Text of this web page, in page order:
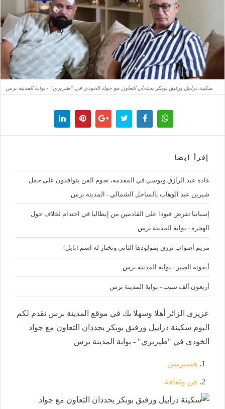
سكينة درابيل ورفيق بوبكر يجددان التعاون مع جواد الخودي في "طيريري" - بوابة المدينة برس
إقرأ ايضا
غادة عبد الرازق وبوسي في المقدمة، نجوم الفن يتوافدون على حفل
شيرين عبد الوهاب بالساحل الشمالي - المدينة برس
إسبانيا تفرض قيودا على القادمين من إيطاليا في احتدام لخلاف حول
الهجرة - بوابة المدينة برس
مريم أصواب ترزق بمولودها الثاني وتختار له اسم (نايل)
أيقونة الصبر - بوابة المدينة برس
أربعون ألف سبب - بوابة المدينة برس
عزيزي الزائر أهلا وسهلا بك في موقع المدينة برس نقدم لكم
اليوم سكينة درابيل ورفيق بوبكر يجددان التعاون مع جواد
الخودي في "طيريري" - بوابة المدينة برس
هسبريس
فن وثقافة